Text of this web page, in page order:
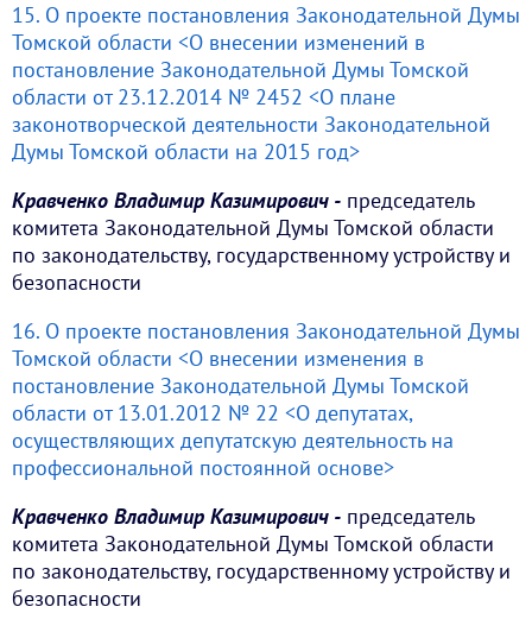
15. О проекте постановления Законодательной Думы
Томской области <О внесении изменений в
постановление Законодательной Думы Томской
области от 23.12.2014 № 2452 <О плане
законотворческой деятельности Законодательной
Думы Томской области на 2015 год>
Кравченко Владимир Казимирович - председатель
комитета Законодательной Думы Томской области
по законодательству, государственному устройству и
безопасности
16. О проекте постановления Законодательной Думы
Томской области <О внесении изменения в
постановление Законодательной Думы Томской
области от 13.01.2012 № 22 <О депутатах,
осуществляющих депутатскую деятельность на
профессиональной постоянной основе>
Кравченко Владимир Казимирович - председатель
комитета Законодательной Думы Томской области
по законодательству, государственному устройству и
безопасности